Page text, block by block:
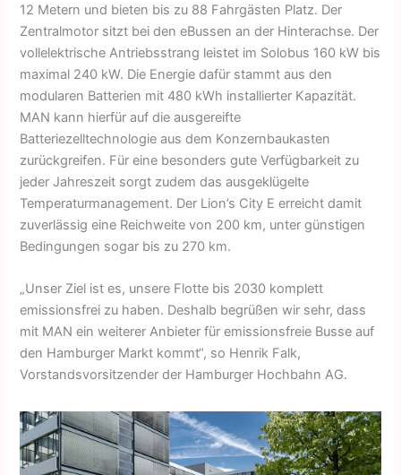
12 Metern und bieten bis zu 88 Fahrgästen Platz. Der
Zentralmotor sitzt bei den eBussen an der Hinterachse. Der
vollelektrische Antriebsstrang leistet im Solobus 160 kW bis
maximal 240 kW. Die Energie dafür stammt aus den
modularen Batterien mit 480 kWh installierter Kapazität.
MAN kann hierfür auf die ausgereifte
Batteriezelltechnologie aus dem Konzernbaukasten
zurückgreifen. Für eine besonders gute Verfügbarkeit zu
jeder Jahreszeit sorgt zudem das ausgeklügelte
Temperaturmanagement. Der Lion’s City E erreicht damit
zuverlässig eine Reichweite von 200 km, unter günstigen
Bedingungen sogar bis zu 270 km.
„Unser Ziel ist es, unsere Flotte bis 2030 komplett
emissionsfrei zu haben. Deshalb begrüßen wir sehr, dass
mit MAN ein weiterer Anbieter für emissionsfreie Busse auf
den Hamburger Markt kommt“, so Henrik Falk,
Vorstandsvorsitzender der Hamburger Hochbahn AG.